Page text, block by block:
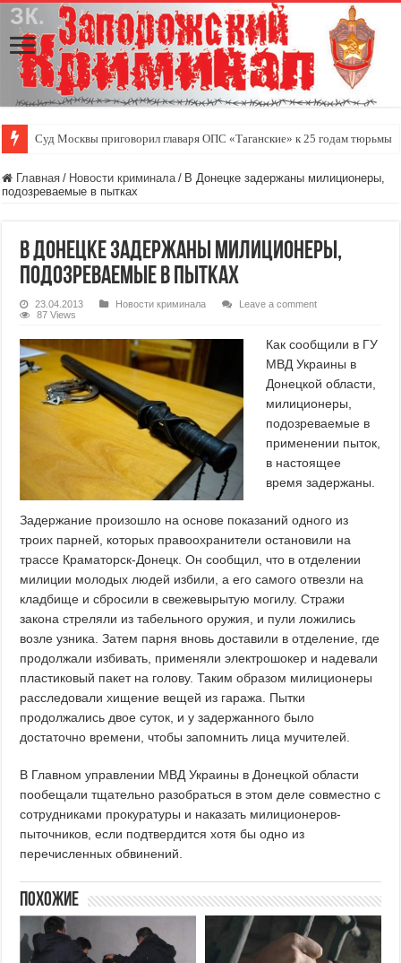
Суд Москвы приговорил главаря ОПС «Таганские» к 25 годам тюрьмы
Главная / Новости криминала / В Донецке задержаны милиционеры,
подозреваемые в пытках
В Донецке задержаны милиционеры,
подозреваемые в пытках
23.04.2013 Новости криминала
Leave a comment
87 Views
Как сообщили в ГУ
МВД Украины в
Донецкой области,
милиционеры,
подозреваемые в
применении пыток,
в настоящее
время задержаны.
Задержание произошло на основе показаний одного из
троих парней, которых правоохранители остановили на
трассе Краматорск-Донецк. Он сообщил, что в отделении
милиции молодых людей избили, а его самого отвезли на
кладбище и сбросили в свежевырытую могилу. Стражи
закона стреляли из табельного оружия, и пули ложились
возле узника. Затем парня вновь доставили в отделение, где
продолжали избивать, применяли электрошокер и надевали
пластиковый пакет на голову. Таким образом милиционеры
расследовали хищение вещей из гаража. Пытки
продолжались двое суток, и у задержанного было
достаточно времени, чтобы запомнить лица мучителей.
В Главном управлении МВД Украины в Донецкой области
пообещали тщательно разобраться в этом деле совместно с
сотрудниками прокуратуры и наказать милиционеров-
пыточников, если подтвердится хотя бы одно из
перечисленных обвинений.
Похожие